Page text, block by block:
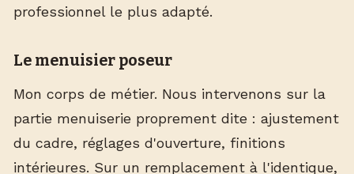
professionnel le plus adapté.
Le menuisier poseur
Mon corps de métier. Nous intervenons sur la
partie menuiserie proprement dite : ajustement
du cadre, réglages d'ouverture, finitions
intérieures. Sur un remplacement à l'identique,